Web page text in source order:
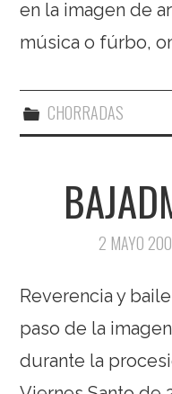
en la imagen de
música o fúrbo,
CHORRADAS
2 MAYO
Reverencia y
paso de la
durante la